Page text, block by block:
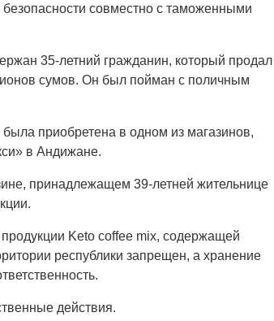
совместно с таможенными
35-летний гражданин, который продал
сумов. Он был пойман с поличным
приобретена в одном из магазинов,
в Андижане.
принадлежащем 39-летней жительнице
Keto coffee mix, содержащей
республики запрещен, а хранение
действия.